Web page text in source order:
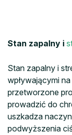
Stan zapalny i
Stan zapalny i
wpływającymi
przetworzone
prowadzić do
uszkadza
podwyższenia